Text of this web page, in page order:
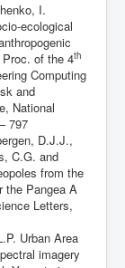
I.
ecological
of the 4th
Computing
and
National
797
D.J.J.,
C.G. and
from the
the Pangea A
Letters,
Urban Area
imagery